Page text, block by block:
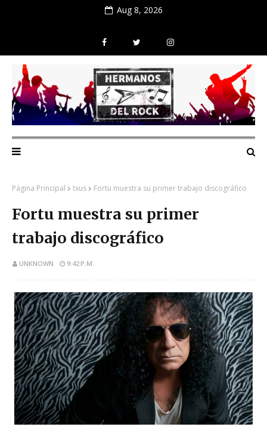
Aug 8, 2026
Página Principal txus Fortu muestra su primer trabajo discográfico
Fortu muestra su primer
trabajo discográfico
UNKNOWN 9:42 P.M.